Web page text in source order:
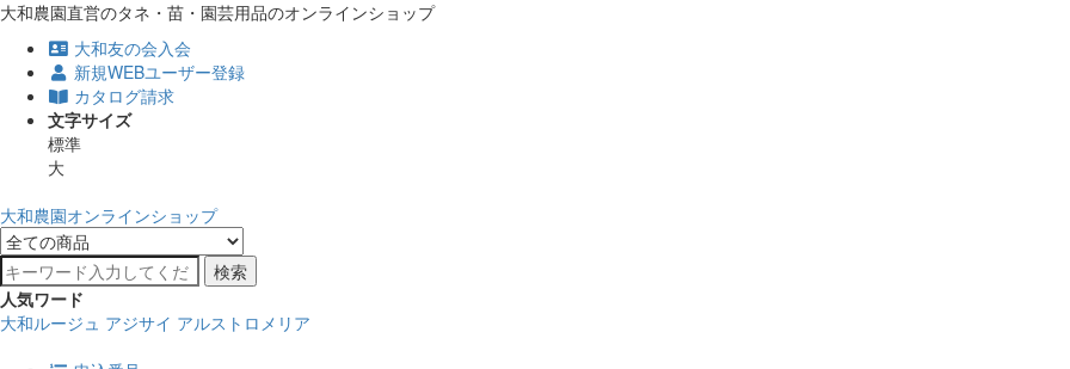
大和農園直営のタネ・苗・園芸用品のオンラインショップ
大和友の会入会
新規WEBユーザー登録
カタログ請求
文字サイズ
標準
大
大和農園オンラインショップ
検索
人気ワード
大和ルージュ アジサイ アルストロメリア